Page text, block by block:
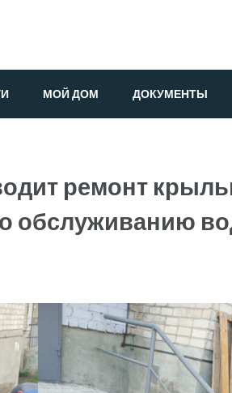
МОЙ ДОМ ДОКУМЕНТЫ
ремонт
обслуживанию